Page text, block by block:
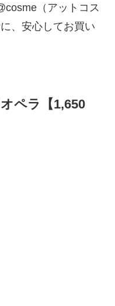
（アットコス
、安心してお買い
ペラ【1,650